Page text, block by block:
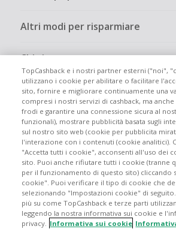
Altri modi per risparmiare
Chi siamo
Partecipa
Info legali
Siti globali UK US CN JP DE
TopCashback e i nostri partner esterni ("noi",
utilizzano i cookie per abilitare o facilitare
sito, fornire e migliorare continuamente una
compresi i nostri servizi di cashback, ma
frodi e garantire una connessione sicura al
funzionali), mostrare pubblicità basata sugli
sul nostro sito web (cookie per pubblicita
l'interazione con i contenuti (cookie analitici).
"Accetta tutti i cookie", acconsenti all'uso dei
sito. Puoi anche rifiutare tutti i cookie (tranne
per il funzionamento di questo sito) cliccando
cookie". Puoi verificare il tipo di cookie che
selezionando "Impostazioni cookie" di
più su come TopCashback e terze parti
leggendo la nostra informativa sui cookie e
privacy. Informativa sui cookie